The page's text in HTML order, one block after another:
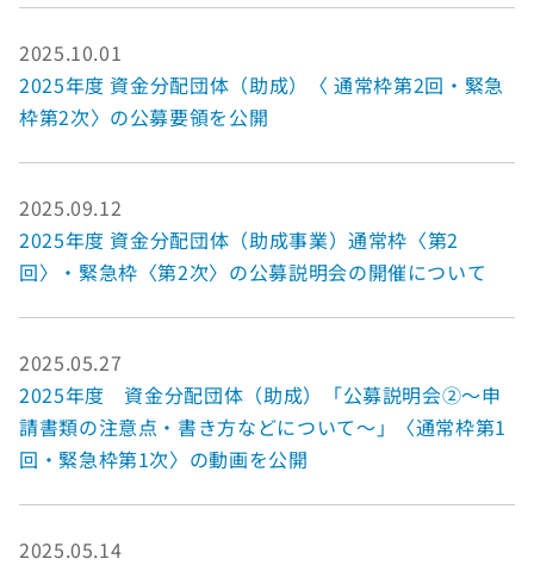
2025.10.01
2025年度 資金分配団体（助成）〈 通常枠第2回・緊急
枠第2次〉の公募要領を公開
2025.09.12
2025年度 資金分配団体（助成事業）通常枠〈第2
回〉・緊急枠〈第2次〉の公募説明会の開催について
2025.05.27
2025年度 資金分配団体（助成）「公募説明会②～申
請書類の注意点・書き方などについて～」〈通常枠第1
回・緊急枠第1次〉の動画を公開
2025.05.14